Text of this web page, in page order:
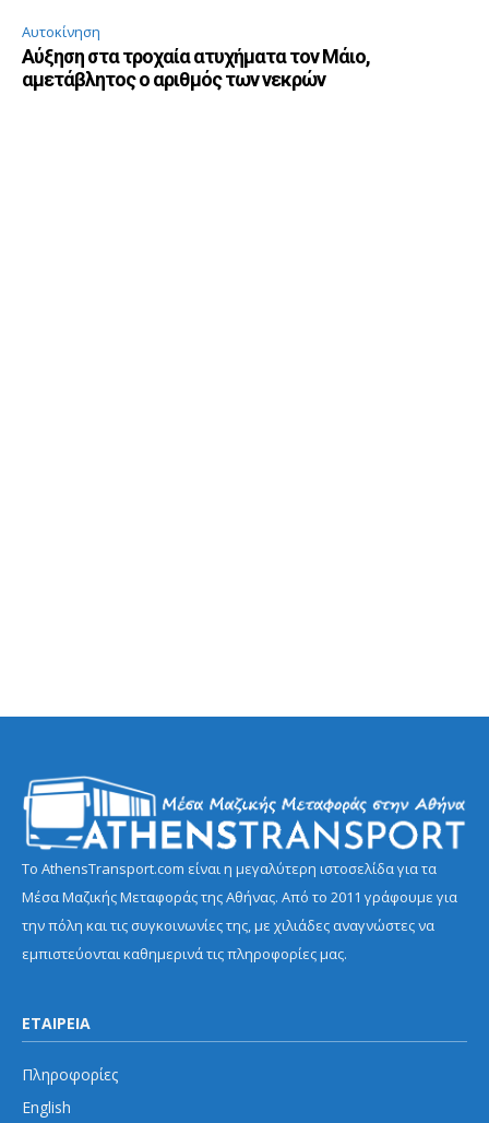
Αυτοκίνηση
Αύξηση στα τροχαία ατυχήματα τον Μάιο,
αμετάβλητος ο αριθμός των νεκρών
Το AthensTransport.com είναι η μεγαλύτερη ιστοσελίδα για τα
Μέσα Μαζικής Μεταφοράς της Αθήνας. Από το 2011 γράφουμε για
την πόλη και τις συγκοινωνίες της, με χιλιάδες αναγνώστες να
εμπιστεύονται καθημερινά τις πληροφορίες μας.
ΕΤΑΙΡΕΙΑ
Πληροφορίες
English